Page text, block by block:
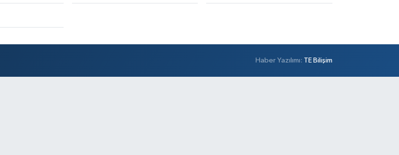
Haber Yazılımı: TE Bilişim